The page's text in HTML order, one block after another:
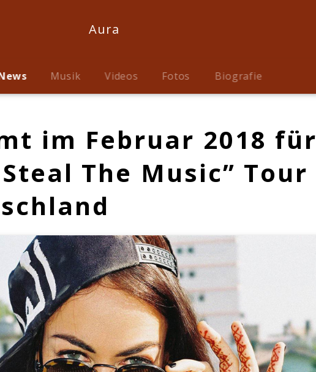
Aura
Musik Videos Fotos Biografie
im Februar 2018 für
Steal The Music” Tour